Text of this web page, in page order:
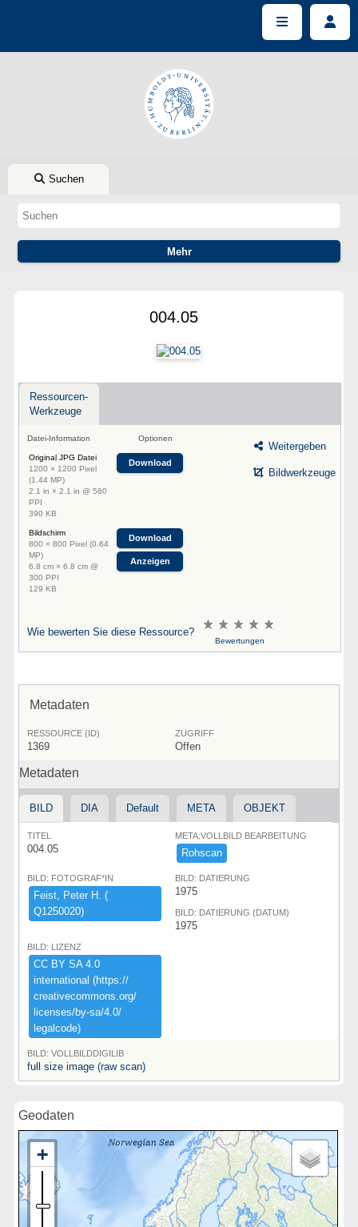
Suchen
004.05
Ressourcen-
Werkzeuge
Datei-Information Optionen
Original JPG Datei
1200 × 1200 Pixel
(1.44 MP)
2.1 in × 2.1 in @ 580
PPI
390 KB
Download
Bildschirm
800 × 800 Pixel (0.64
MP)
6.8 cm × 6.8 cm @
300 PPI
129 KB
Download
Anzeigen
Weitergeben
Bildwerkzeuge
Wie bewerten Sie diese Ressource?
Bewertungen
Metadaten
RESSOURCE (ID)
1369
ZUGRIFF
Offen
Metadaten
BILD DIA Default META OBJEKT
TITEL
004.05
META:VOLLBILD BEARBEITUNG
Rohscan
BILD: FOTOGRAF*IN
Feist,​ ​Peter ​H.​ ​(​
Q1250020)​
BILD: DATIERUNG
1975
BILD: DATIERUNG (DATUM)
1975
BILD: LIZENZ
CC ​BY ​SA ​4.​0 ​
international ​(​https:​/​/​
creativecommons.​org/​
licenses/​by-​sa/​4.​0/​
legalcode)​
BILD: VOLLBILDDIGILIB
full size image (raw scan)
Geodaten